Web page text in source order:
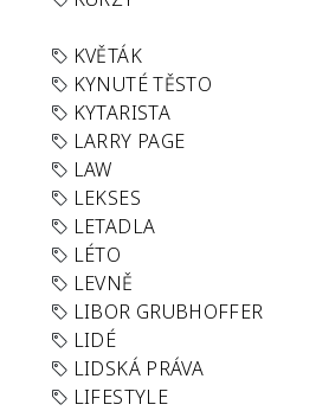
KVĚTÁK
KYNUTÉ TĚSTO
KYTARISTA
LARRY PAGE
LAW
LEKSES
LETADLA
LÉTO
LEVNĚ
LIBOR GRUBHOFFER
LIDÉ
LIDSKÁ PRÁVA
LIFESTYLE